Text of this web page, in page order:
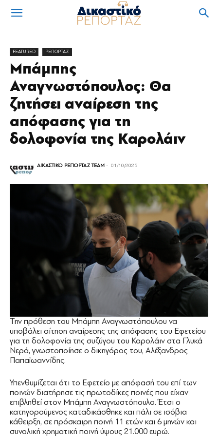
FEATURED ΡΕΠΟΡΤΑΖ
Μπάμπης
Αναγνωστόπουλος: Θα
ζητήσει αναίρεση της
απόφασης για τη
δολοφονία της Καρολάιν
ΔΙΚΑΣΤΙΚΟ ΡΕΠΟΡΤΑΖ TEAM - 01/10/2025
Την πρόθεση του Μπάμπη Αναγνωστόπουλου να
υποβάλει αίτηση αναίρεσης της απόφασης του Εφετείου
για τη δολοφονία της συζύγου του Καρολάιν στα Γλυκά
Νερά, γνωστοποίησε ο δικηγόρος του, Αλέξανδρος
Παπαϊωαννίδης.
Υπενθυμίζεται ότι το Εφετείο με απόφασή του επί των
ποινών διατήρησε τις πρωτοδίκες ποινές που είχαν
επιβληθεί στον Μπάμπη Αναγνωστόπουλο. Έτσι ο
κατηγορούμενος καταδικάσθηκε και πάλι σε ισόβια
κάθειρξη, σε πρόσκαιρη ποινή 11 ετών και 6 μηνών και
συνολική χρηματική ποινή ύψους 21.000 ευρώ.